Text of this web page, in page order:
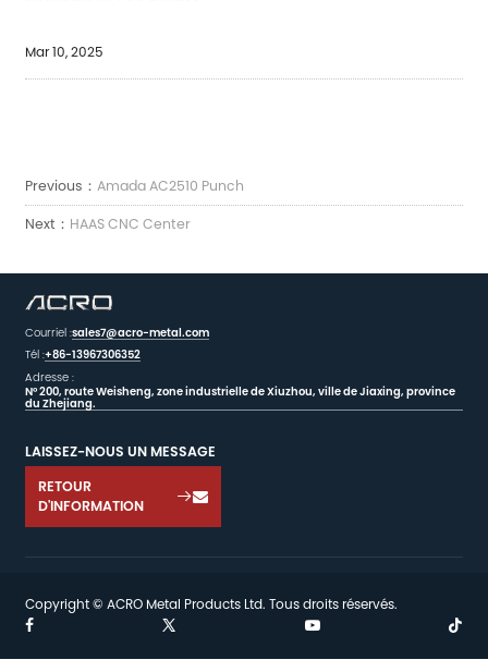
Mar 10, 2025
Previous：Amada AC2510 Punch
Next： HAAS CNC Center
Courriel :sales7@acro-metal.com
Tél :+86-13967306352
Adresse :
N° 200, route Weisheng, zone industrielle de Xiuzhou, ville de Jiaxing, province
du Zhejiang.
LAISSEZ-NOUS UN MESSAGE
RETOUR
D'INFORMATION

Copyright © ACRO Metal Products Ltd. Tous droits réservés.
 